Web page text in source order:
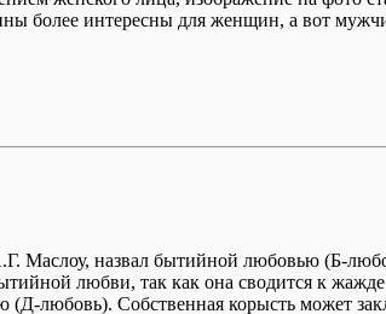
более интересны для женщин, а вот
Маслоу, назвал бытийной любовью (Б-
любви, так как она сводится к
любовь). Собственная корысть может